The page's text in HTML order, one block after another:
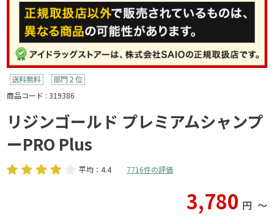
商品コード : 319386
リジンゴールド プレミアムシャンプ
ーPRO Plus
平均：4.4 7716件の評価
3,780 円 〜